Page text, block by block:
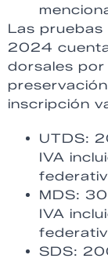
Las pruebas
2024
dorsales
inscripción
UTDS:
IVA
MDS:
IVA
SDS: